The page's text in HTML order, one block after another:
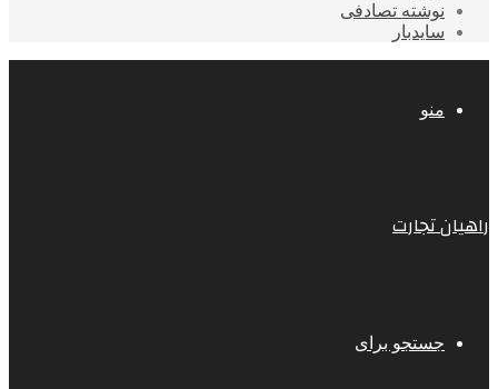
نوشته تصادفی
سایدبار
منو
راهیان تجارت
جستجو برای